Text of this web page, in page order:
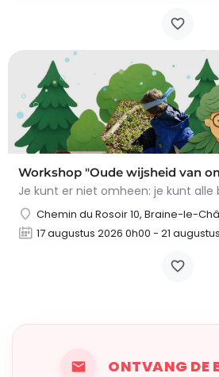
Workshop "Oude wijsheid van
Chemin du Rosoir 10, Braine-le-
17 augustus 2026 0h00 - 21
ONTVANG DE